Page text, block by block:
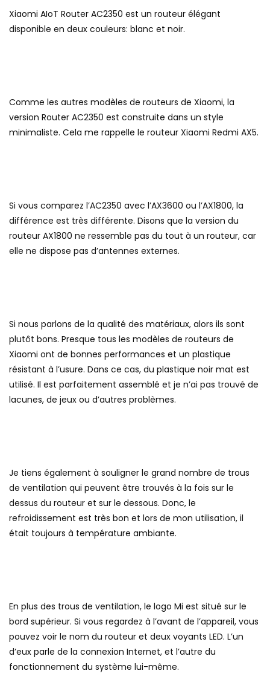
Xiaomi AIoT Router AC2350 est un routeur élégant
disponible en deux couleurs: blanc et noir.
Comme les autres modèles de routeurs de Xiaomi, la
version Router AC2350 est construite dans un style
minimaliste. Cela me rappelle le routeur Xiaomi Redmi AX5.
Si vous comparez l’AC2350 avec l’AX3600 ou l’AX1800, la
différence est très différente. Disons que la version du
routeur AX1800 ne ressemble pas du tout à un routeur, car
elle ne dispose pas d’antennes externes.
Si nous parlons de la qualité des matériaux, alors ils sont
plutôt bons. Presque tous les modèles de routeurs de
Xiaomi ont de bonnes performances et un plastique
résistant à l’usure. Dans ce cas, du plastique noir mat est
utilisé. Il est parfaitement assemblé et je n’ai pas trouvé de
lacunes, de jeux ou d’autres problèmes.
Je tiens également à souligner le grand nombre de trous
de ventilation qui peuvent être trouvés à la fois sur le
dessus du routeur et sur le dessous. Donc, le
refroidissement est très bon et lors de mon utilisation, il
était toujours à température ambiante.
En plus des trous de ventilation, le logo Mi est situé sur le
bord supérieur. Si vous regardez à l’avant de l’appareil, vous
pouvez voir le nom du routeur et deux voyants LED. L’un
d’eux parle de la connexion Internet, et l’autre du
fonctionnement du système lui-même.